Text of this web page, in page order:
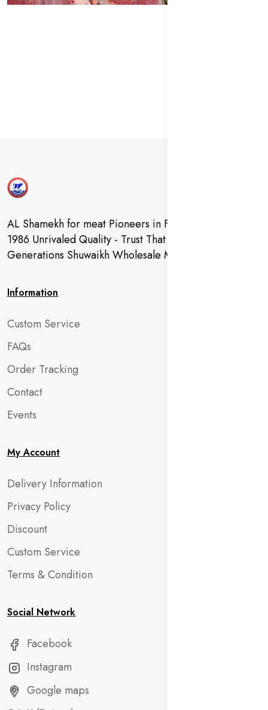
AL Shamekh for meat Pioneers in Fresh Meat Since
1986 Unrivaled Quality - Trust That Extends to
Generations Shuwaikh Wholesale Market
Information
Custom Service
FAQs
Order Tracking
Contact
Events
My Account
Delivery Information
Privacy Policy
Discount
Custom Service
Terms & Condition
Social Network
Facebook
Instagram
Google maps